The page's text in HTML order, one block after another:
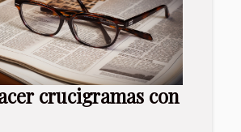
crucigramas con